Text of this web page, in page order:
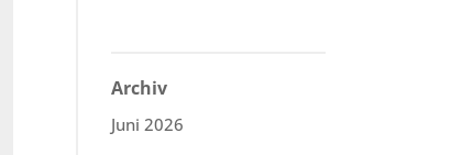
Archiv
Juni 2026